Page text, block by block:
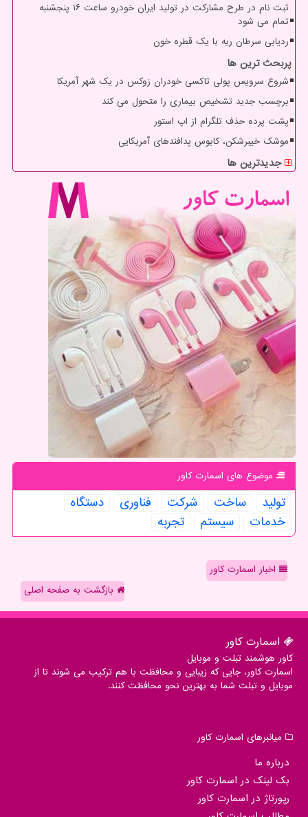
ثبت نام در طرح مشارکت در تولید ایران خودرو ساعت ۱۶ پنجشنبه
تمام می شود
ردیابی سرطان ریه با یک قطره خون
پربحث ترین ها
شروع سرویس پولی تاکسی خودران زوکس در یک شهر آمریکا
برچسب جدید تشخیص بیماری را متحول می کند
پشت پرده حذف تلگرام از اپ استور
موشک خیبرشکن، کابوس پدافندهای آمریکایی
جدیدترین ها
موضوع های اسمارت كاور
تولید ساخت شركت فناوری
دستگاه
خدمات
سیستم تجربه
اخبار اسمارت کاور
بازگشت به صفحه اصلی
اسمارت كاور
کاور هوشمند تبلت و موبایل
اسمارت کاور، جایی که زیبایی و محافظت با هم ترکیب می شوند تا از
موبایل و تبلت شما به بهترین نحو محافظت کنند.
میانبرهای اسمارت كاور
درباره ما
بک لینک در اسمارت كاور
رپورتاژ در اسمارت كاور